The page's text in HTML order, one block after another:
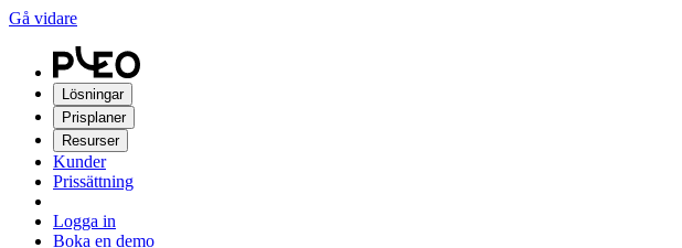
Gå vidare
Lösningar
Prisplaner
Resurser
Kunder
Prissättning
Logga in
Boka en demo